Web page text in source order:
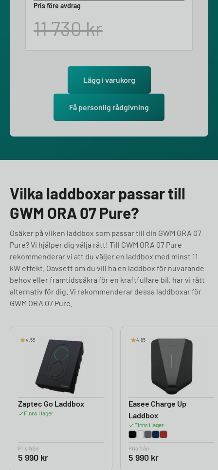
Pris före avdrag
11 730kr
Lägg i varukorg
Få personlig rådgivning
Vilka laddboxar passar till
GWM ORA 07 Pure?
Osäker på vilken laddbox som passar till din GWM ORA 07
Pure? Vi hjälper dig välja rätt! Till GWM ORA 07 Pure
rekommenderar vi att du väljer en laddbox med minst 11
kW effekt. Oavsett om du vill ha en laddbox för nuvarande
behov eller framtidssäkra för en kraftfullare bil, har vi rätt
alternativ för dig. Vi rekommenderar dessa laddboxar för
GWM ORA 07 Pure.
4.55
Zaptec Go Laddbox
Finns i lager
Pris från
5 990 kr
4.65
Easee Charge Up
Laddbox
Finns i lager
Pris från
5 990 kr